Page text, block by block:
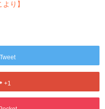
り】
Tweet
+1